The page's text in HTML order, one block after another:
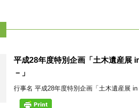
平成28年度特別企画「土木遺産展
－」
行事名 平成28年度特別企画「土木遺産展